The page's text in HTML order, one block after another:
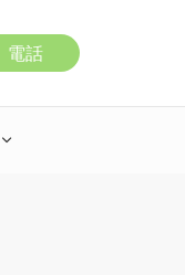
電話